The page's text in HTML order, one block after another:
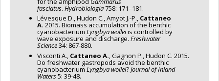
fasciatus. Hydrobiologia758: 171–181.
Lévesque D., Hudon C., Amyot J.-P., Cattaneo
A. 2015. Biomass accumulation of the benthic
cyanobacterium Lyngbya wolleiis controlled by
wave exposure and discharge. Freshwater
Science34: 867-880.
Visconti A., Cattaneo A., Gagnon P., Hudon C. 2015.
Do freshwater gastropods avoid the benthic
cyanobacteriumLyngbya wollei?Journal of Inland
Waters5: 39-48.